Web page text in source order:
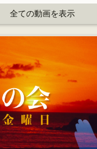
全ての動画を表示